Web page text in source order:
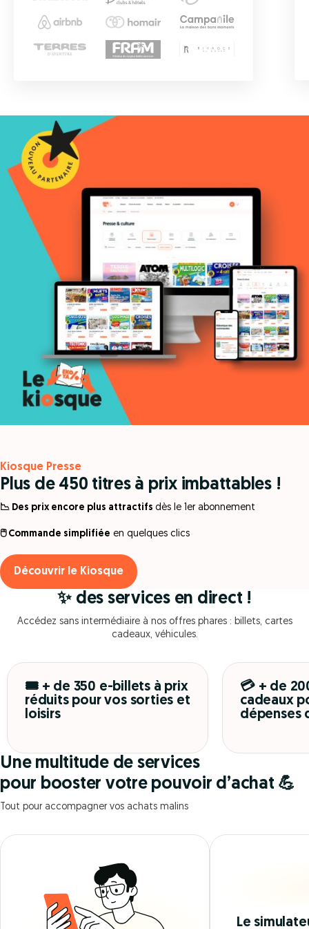
Kiosque Presse
Plus de 450 titres à prix imbattables !
📉 Des prix encore plus attractifs dès le 1er abonnement
🖱️ Commande simplifiée en quelques clics
Découvrir le Kiosque
✨ des services en direct !
Accédez sans intermédiaire à nos offres phares : billets, cartes
cadeaux, véhicules.
🎟️ + de 350 e-billets à prix
réduits pour vos sorties et
loisirs
💳 + de
cadeaux
dépenses
Une multitude de services
pour booster votre pouvoir d’achat 💪
Tout pour accompagner vos achats malins
Le